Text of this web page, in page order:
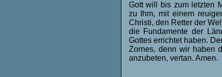
Gott will bis zum letzten
zu Ihm, mit einem
Christi, den Retter der
die Fundamente der
Gottes errichtet haben.
Zornes, denn wir haben
anzubeten, vertan. Amen.